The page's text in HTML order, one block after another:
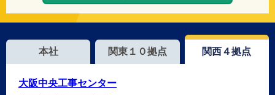
本社 関東１０拠点 関西４拠点
大阪中央工事センター